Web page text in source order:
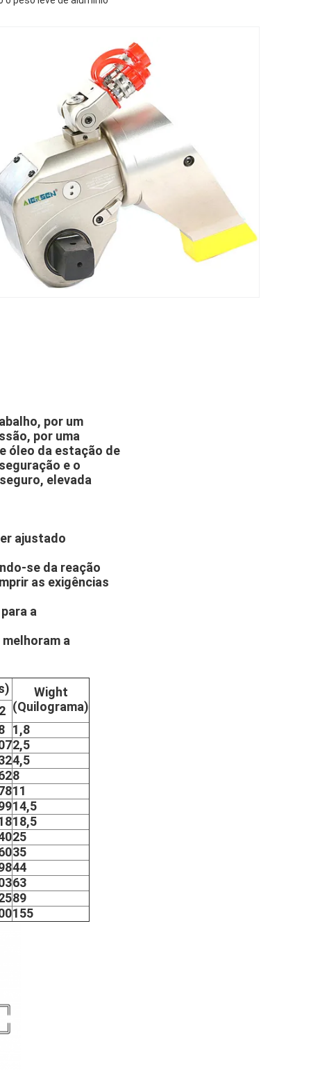
por um
por uma
óleo da estação de
e o
elevada
ajustado
se da reação
as exigências
a
a
Wight
(Quilograma)
1,8
2,5
4,5
8
11
14,5
18,5
25
35
44
63
89
155